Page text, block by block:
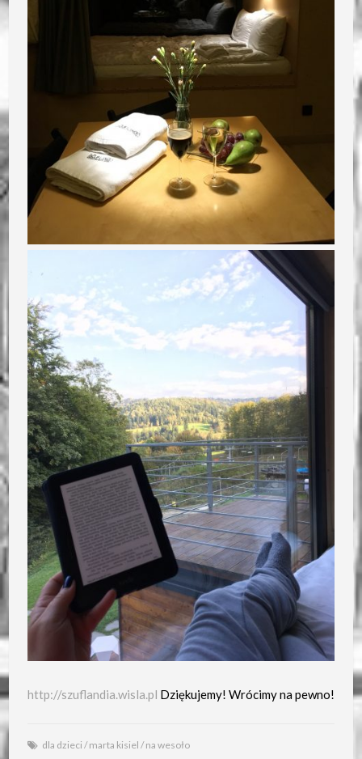
http://szuflandia.wisla.pl Dziękujemy! Wrócimy na pewno!
dla dzieci /marta kisiel /na wesoło